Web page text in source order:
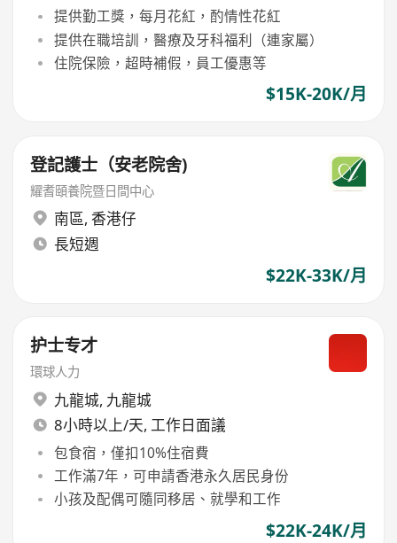
提供勤工獎，每月花紅，酌情性花紅
提供在職培訓，醫療及牙科福利（連家屬）
住院保險，超時補假，員工優惠等
$15K-20K/月
登記護士（安老院舍)
耀耆頤養院暨日間中心
南區, 香港仔
長短週
$22K-33K/月
护士专才
環球人力
九龍城, 九龍城
8小時以上/天, 工作日面議
包食宿，僅扣10%住宿費
工作滿7年，可申請香港永久居民身份
小孩及配偶可隨同移居、就學和工作
$22K-24K/月